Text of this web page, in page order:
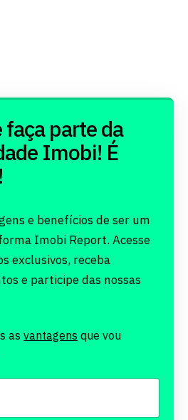
faça parte da
Imobi! É
e benefícios de ser um
Imobi Report. Acesse
exclusivos, receba
e participe das nossas
as vantagens que vou